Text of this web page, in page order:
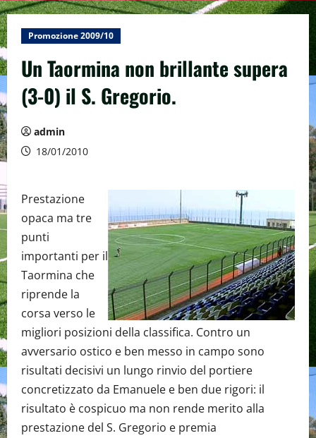
principale
Promozione 2009/10
Un Taormina non brillante supera
(3-0) il S. Gregorio.
admin
18/01/2010
Prestazione
opaca ma tre
punti
importanti per il
Taormina che
riprende la
corsa verso le
migliori posizioni della classifica. Contro un
avversario ostico e ben messo in campo sono
risultati decisivi un lungo rinvio del portiere
concretizzato da Emanuele e ben due rigori: il
risultato è cospicuo ma non rende merito alla
prestazione del S. Gregorio e premia